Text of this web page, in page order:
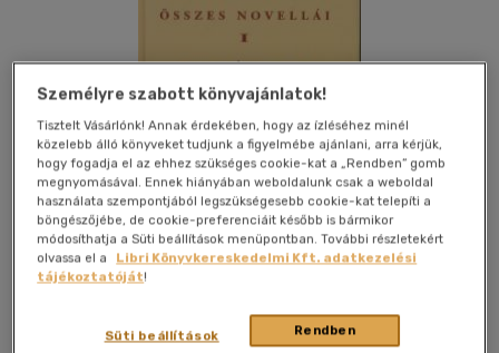
Személyre szabott könyvajánlatok!
Tisztelt Vásárlónk! Annak érdekében, hogy az ízléséhez minél
közelebb álló könyveket tudjunk a figyelmébe ajánlani, arra kérjük,
hogy fogadja el az ehhez szükséges cookie-kat a „Rendben” gomb
megnyomásával. Ennek hiányában weboldalunk csak a weboldal
használata szempontjából legszükségesebb cookie-kat telepíti a
böngészőjébe, de cookie-preferenciáit később is bármikor
módosíthatja a Süti beállítások menüpontban. További részletekért
olvassa el a
Libri Könyvkereskedelmi Kft. adatkezelési
tájékoztatóját!
Rendben
Süti beállítások